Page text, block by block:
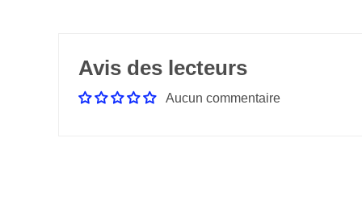
Avis des lecteurs
Aucun commentaire